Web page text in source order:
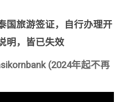
国旅游签证，自行办理开
明，皆已失效
(2024年起不再